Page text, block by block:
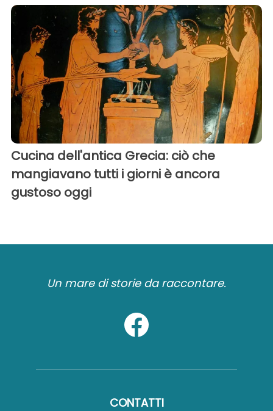
Cucina dell'antica Grecia: ciò che
mangiavano tutti i giorni è ancora
gustoso oggi
Un mare di storie da raccontare.
CONTATTI